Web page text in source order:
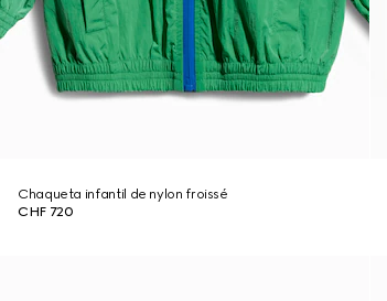
Chaqueta infantil de nylon froissé
CHF 720